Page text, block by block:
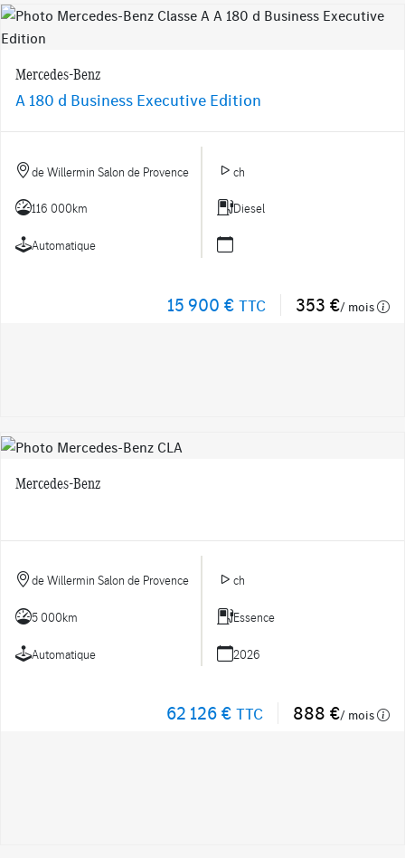
Mercedes-Benz
A 180 d Business Executive Edition
de Willermin Salon de Provence ch
116 000km Diesel
Automatique
15 900 € TTC 353 €/ mois
Mercedes-Benz
de Willermin Salon de Provence ch
5 000km Essence
Automatique 2026
62 126 € TTC 888 €/ mois